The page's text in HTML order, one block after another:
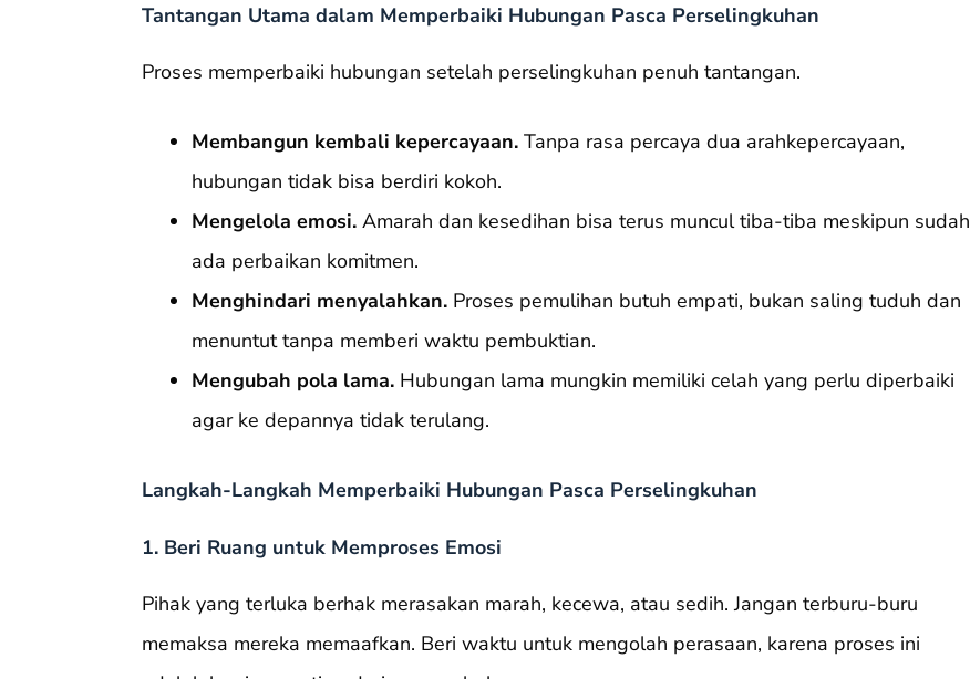
Tantangan Utama dalam Memperbaiki Hubungan Pasca Perselingkuhan
Proses memperbaiki hubungan setelah perselingkuhan penuh tantangan.
Membangun kembali kepercayaan.Tanpa rasa percaya dua arahkepercayaan,
hubungan tidak bisa berdiri kokoh.
Mengelola emosi.Amarah dan kesedihan bisa terus muncul tiba-tiba meskipun sudah
ada perbaikan komitmen.
Menghindari menyalahkan.Proses pemulihan butuh empati, bukan saling tuduh dan
menuntut tanpa memberi waktu pembuktian.
Mengubah pola lama.Hubungan lama mungkin memiliki celah yang perlu diperbaiki
agar ke depannya tidak terulang.
Langkah-Langkah Memperbaiki Hubungan Pasca Perselingkuhan
1. Beri Ruang untuk Memproses Emosi
Pihak yang terluka berhak merasakan marah, kecewa, atau sedih. Jangan terburu-buru
memaksa mereka memaafkan. Beri waktu untuk mengolah perasaan, karena proses ini